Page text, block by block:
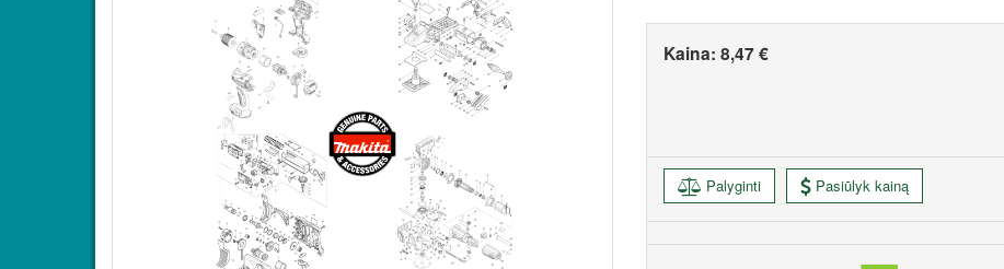
Kaina: 8,47 €
Palyginti Pasiūlyk kainą